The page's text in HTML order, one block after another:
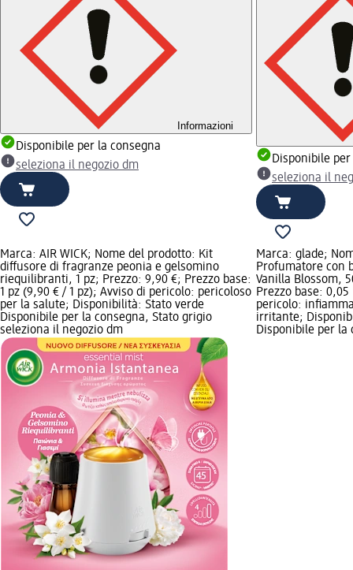
Informazioni
Disponibile per la consegna
seleziona il negozio dm
Disponibile
seleziona il
Marca: AIR WICK; Nome del prodotto: Kit
diffusore di fragranze peonia e gelsomino
riequilibranti, 1 pz; Prezzo: 9,90 €; Prezzo base:
1 pz (9,90 € / 1 pz); Avviso di pericolo: pericoloso
per la salute; Disponibilità: Stato verde
Disponibile per la consegna, Stato grigio
seleziona il negozio dm
Marca: glade;
Profumatore con
Vanilla Blossom,
Prezzo base:
pericolo:
irritante;
Disponibile per la